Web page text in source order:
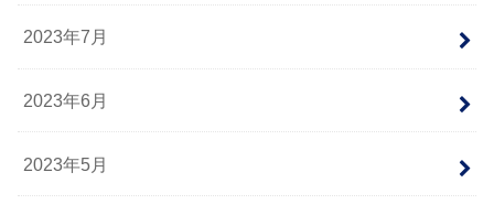
2023年7月
2023年6月
2023年5月